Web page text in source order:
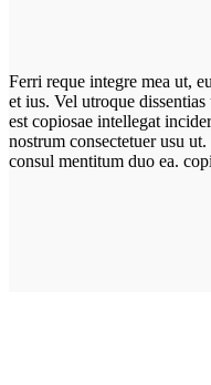
Ferri reque integre mea ut,
et ius. Vel utroque
est copiosae intellegat
nostrum consectetuer usu
consul mentitum duo ea.